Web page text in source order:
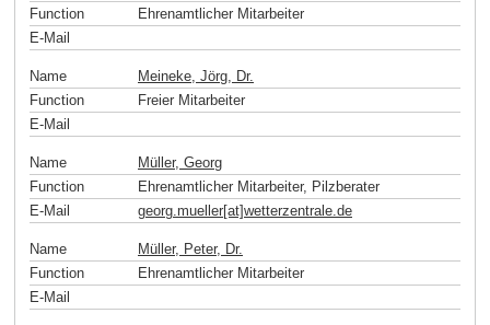
Function
Ehrenamtlicher Mitarbeiter
E-Mail
Name
Meineke, Jörg, Dr.
Function
Freier Mitarbeiter
E-Mail
Name
Müller, Georg
Function
Ehrenamtlicher Mitarbeiter, Pilzberater
E-Mail
georg.mueller[at]wetterzentrale de
Name
Müller, Peter, Dr.
Function
Ehrenamtlicher Mitarbeiter
E-Mail